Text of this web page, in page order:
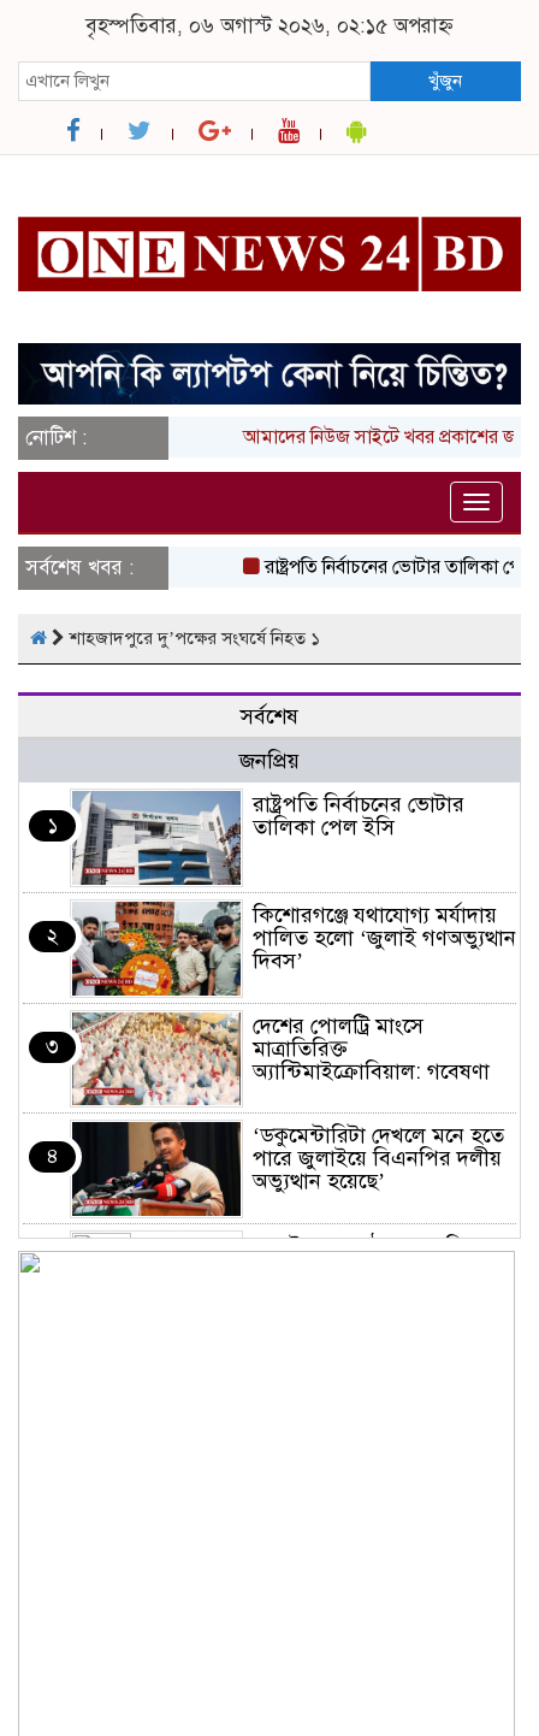
বৃহস্পতিবার, ০৬ অগাস্ট ২০২৬, ০২:১৫ অপরাহ্ন
খুঁজুন
নোটিশ : আমাদের নিউজ সাইটে খবর প্রকাশের
Toggle
সর্বশেষ খবর :
রাষ্ট্রপতি নির্বাচনের ভোটার তালিকা পেল
শাহজাদপুরে দু’পক্ষের সংঘর্ষে নিহত ১
সর্বশেষ
জনপ্রিয়
১
রাষ্ট্রপতি নির্বাচনের ভোটার
তালিকা পেল ইসি
২
কিশোরগঞ্জে যথাযোগ্য মর্যাদায়
পালিত হলো ‘জুলাই গণঅভ্যুত্থান
দিবস’
৩
দেশের পোলট্রি মাংসে
মাত্রাতিরিক্ত
অ্যান্টিমাইক্রোবিয়াল: গবেষণা
৪
‘ডকুমেন্টারিটা দেখলে মনে হতে
পারে জুলাইয়ে বিএনপির দলীয়
অভ্যুত্থান হয়েছে’
জুলাইয়ের অনুষ্ঠানে তথ্যচিত্র